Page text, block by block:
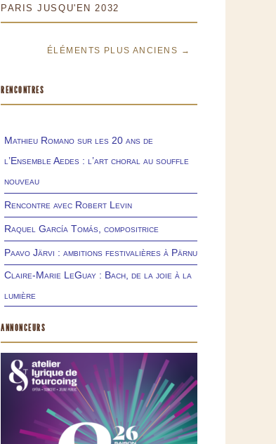
PARIS JUSQU'EN 2032
ÉLÉMENTS PLUS ANCIENS →
RENCONTRES
Mathieu Romano sur les 20 ans de
l’Ensemble Aedes : l’art choral au souffle
nouveau
Rencontre avec Robert Levin
Raquel García Tomás, compositrice
Paavo Järvi : ambitions festivalières à Pärnu
Claire-Marie LeGuay : Bach, de la joie à la
lumière
ANNONCEURS